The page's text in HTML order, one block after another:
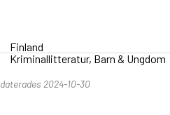
Finland
Kriminallitteratur, Barn & Ungdom
2024-10-30